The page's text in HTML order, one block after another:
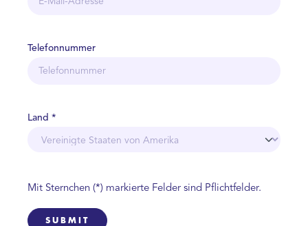
Telefonnummer
Land *
Mit Sternchen (*) markierte Felder sind Pflichtfelder.
SUBMIT